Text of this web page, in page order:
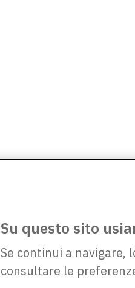
Su questo sito
Se continui a navigare,
consultare le